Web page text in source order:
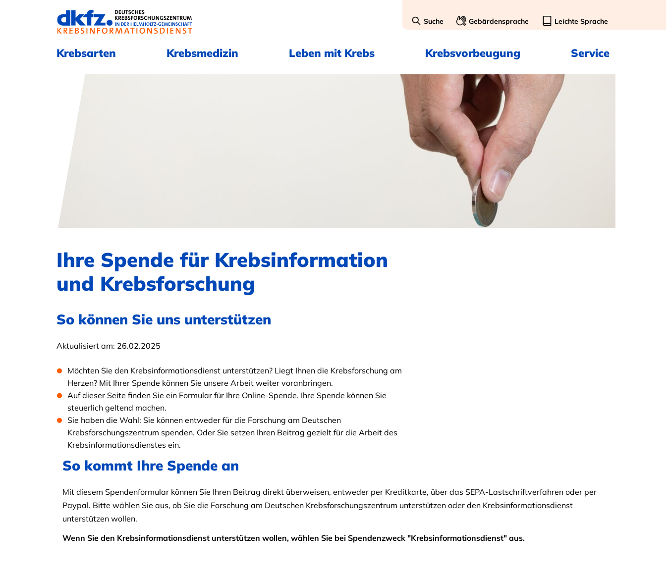
Suche Gebärdensprache Leichte Sprache
Krebsarten Krebsmedizin Leben mit Krebs Krebsvorbeugung Service
Ihre Spende für Krebsinformation
und Krebsforschung
So können Sie uns unterstützen
Aktualisiert am: 26.02.2025
Möchten Sie den Krebsinformationsdienst unterstützen? Liegt Ihnen die Krebsforschung am
Herzen? Mit Ihrer Spende können Sie unsere Arbeit weiter voranbringen.
Auf dieser Seite finden Sie ein Formular für Ihre Online-Spende. Ihre Spende können Sie
steuerlich geltend machen.
Sie haben die Wahl: Sie können entweder für die Forschung am Deutschen
Krebsforschungszentrum spenden. Oder Sie setzen Ihren Beitrag gezielt für die Arbeit des
Krebsinformationsdienstes ein.
So kommt Ihre Spende an
Mit diesem Spendenformular können Sie Ihren Beitrag direkt überweisen, entweder per Kreditkarte, über das SEPA-Lastschriftverfahren oder per
Paypal. Bitte wählen Sie aus, ob Sie die Forschung am Deutschen Krebsforschungszentrum unterstützen oder den Krebsinformationsdienst
unterstützen wollen.
Wenn Sie den Krebsinformationsdienst unterstützen wollen, wählen Sie bei Spendenzweck "Krebsinformationsdienst" aus.